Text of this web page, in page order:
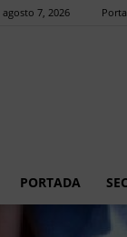
7, 2026
PORTADA